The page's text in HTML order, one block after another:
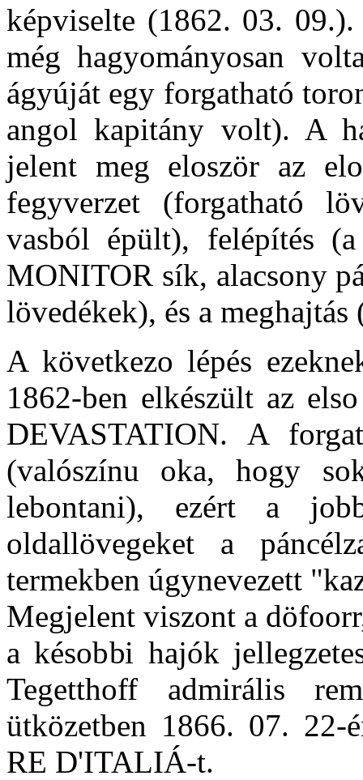
képviselte (1862. 03.
még hagyományosan
ágyúját egy forgatható
angol kapitány volt). A
jelent meg eloször az
fegyverzet (forgatható
vasból épült), felépítés
MONITOR sík, alacsony
lövedékek), és a
A következo lépés
1862-ben elkészült az
DEVASTATION. A
(valószínu oka, hogy
lebontani), ezért a
oldallövegeket a
termekben úgynevezett
Megjelent viszont a
a késobbi hajók
Tegetthoff admirális
ütközetben 1866. 07. 22-
RE D'ITALIÁ-t.